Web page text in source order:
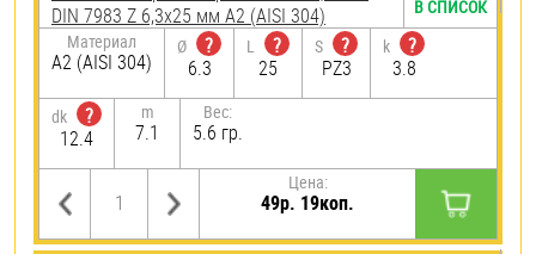
DIN 7983 Z 6,3х25 мм А2 (AISI 304)
Материал
А2 (AISI 304)
Ø
?
6.3
L
?
25
S
?
PZ3
k
?
3.8
dk
?
12.4
m
7.1
Вес:
5.6 гр.
Цена:
49р. 19коп.
В СПИСОК